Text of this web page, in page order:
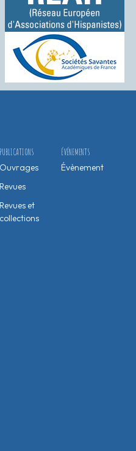
ÉVÉNEMENTS
Évènement
PUBLICATIONS
Ouvrages
Revues
Revues et
collections